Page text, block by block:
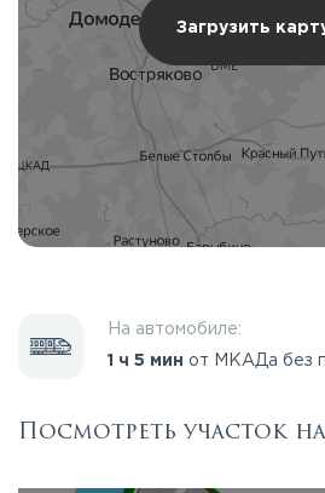
Загрузить
На автомобиле:
1 ч 5 мин от МКАДа без
Посмотреть участок